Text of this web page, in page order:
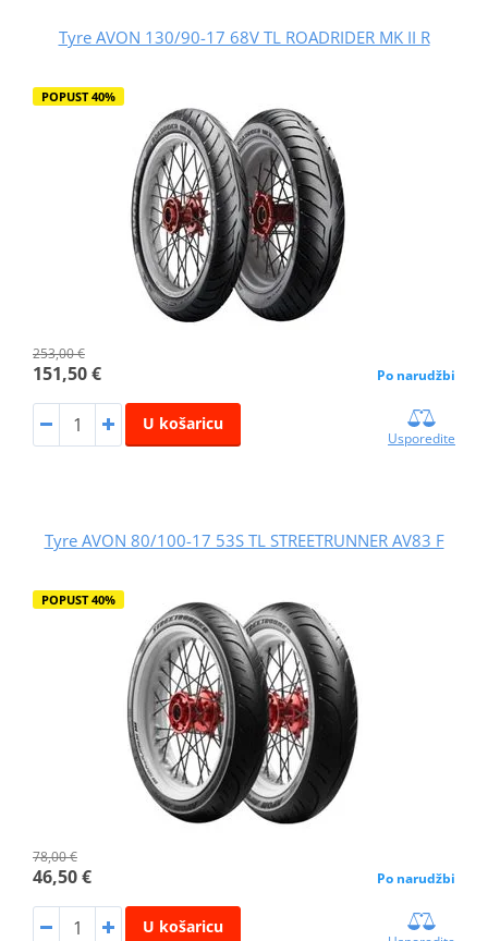
Tyre AVON 130/90-17 68V TL ROADRIDER MK II R
POPUST 40%
253,00 €
151,50 € Po narudžbi
U košaricu
Usporedite
Tyre AVON 80/100-17 53S TL STREETRUNNER AV83 F
POPUST 40%
78,00 €
46,50 € Po narudžbi
U košaricu